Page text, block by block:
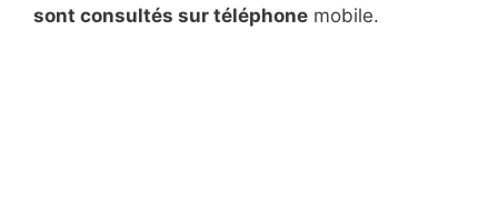
sont consultés sur téléphone mobile.